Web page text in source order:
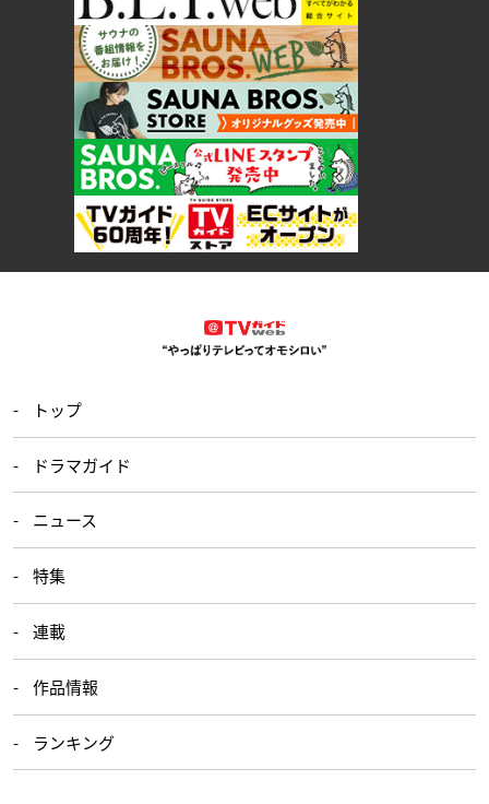
トップ
ドラマガイド
ニュース
特集
連載
作品情報
ランキング